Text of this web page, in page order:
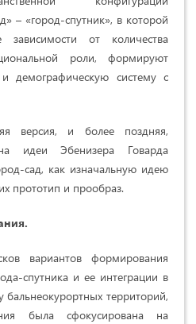
– «город-спутник», в которой
от количества
роли, формируют
демографическую систему с
версия, и более поздняя,
идеи Эбенизера Говарда
сад, как изначальную идею
прототип и прообраз.
вариантов формирования
спутника и ее интеграции в
бальнеокурортных территорий,
была сфокусирована на